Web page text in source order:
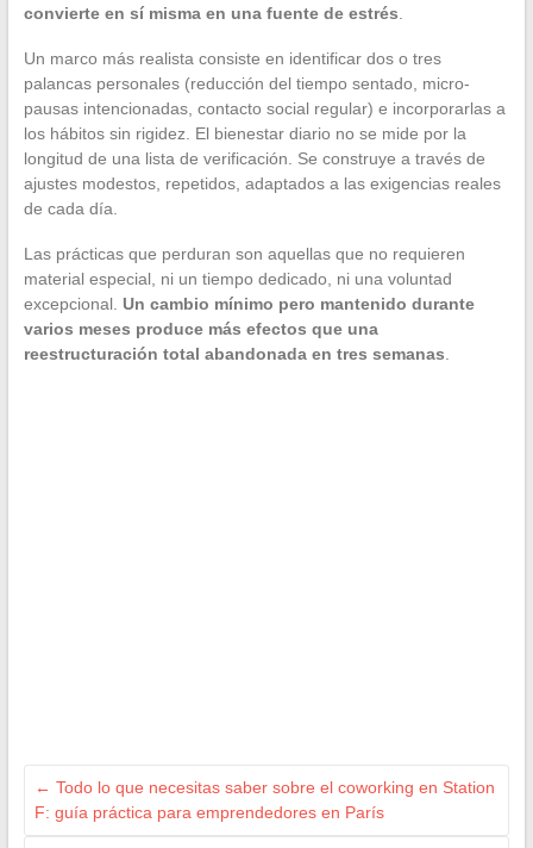
convierte en sí misma en una fuente de estrés.
Un marco más realista consiste en identificar dos o tres
palancas personales (reducción del tiempo sentado, micro-
pausas intencionadas, contacto social regular) e incorporarlas a
los hábitos sin rigidez. El bienestar diario no se mide por la
longitud de una lista de verificación. Se construye a través de
ajustes modestos, repetidos, adaptados a las exigencias reales
de cada día.
Las prácticas que perduran son aquellas que no requieren
material especial, ni un tiempo dedicado, ni una voluntad
excepcional. Un cambio mínimo pero mantenido durante
varios meses produce más efectos que una
reestructuración total abandonada en tres semanas.
← Todo lo que necesitas saber sobre el coworking en Station
F: guía práctica para emprendedores en París